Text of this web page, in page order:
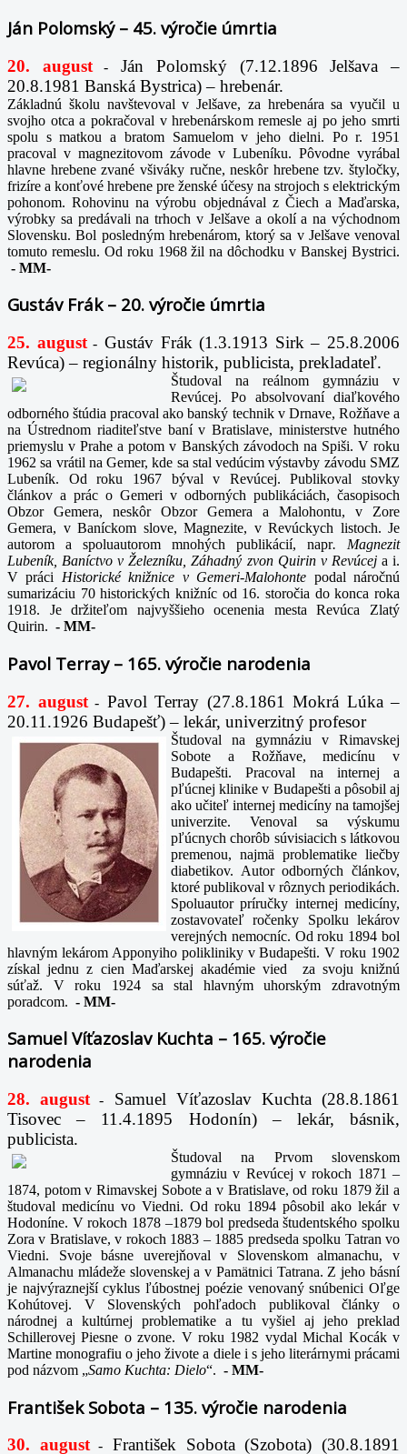
Ján Polomský – 45. výročie úmrtia
20. august-
Ján Polomský (7.12.1896 Jelšava –
20.8.1981 Banská Bystrica) – hrebenár.
Základnú školu navštevoval v Jelšave, za hrebenára sa vyučil u
svojho otca a pokračoval v hrebenárskom remesle aj po jeho smrti
spolu s matkou a bratom Samuelom v jeho dielni. Po r. 1951
pracoval v magnezitovom závode v Lubeníku. Pôvodne vyrábal
hlavne hrebene zvané všiváky ručne, neskôr hrebene tzv. štyločky,
frizíre a konťové hrebene pre ženské účesy na strojoch s elektrickým
pohonom. Rohovinu na výrobu objednával z Čiech a Maďarska,
výrobky sa predávali na trhoch v Jelšave a okolí a na východnom
Slovensku. Bol posledným hrebenárom, ktorý sa v Jelšave venoval
tomuto remeslu. Od roku 1968 žil na dôchodku v Banskej Bystrici.
- MM-
Gustáv Frák – 20. výročie úmrtia
25. august- Gustáv Frák (1.3.1913 Sirk – 25.8.2006
Revúca) – regionálny historik, publicista, prekladateľ.
Študoval na reálnom gymnáziu v
Revúcej. Po absolvovaní diaľkového
odborného štúdia pracoval ako banský technik v Drnave, Rožňave a
na Ústrednom riaditeľstve baní v Bratislave, ministerstve hutného
priemyslu v Prahe a potom v Banských závodoch na Spiši. V roku
1962 sa vrátil na Gemer, kde sa stal vedúcim výstavby závodu SMZ
Lubeník. Od roku 1967 býval v Revúcej. Publikoval stovky
článkov a prác o Gemeri v odborných publikáciách, časopisoch
Obzor Gemera, neskôr Obzor Gemera a Malohontu, v Zore
Gemera, v Baníckom slove, Magnezite, v Revúckych listoch. Je
autorom a spoluautorom mnohých publikácií, napr. Magnezit
Lubeník, Baníctvo v Železníku, Záhadný zvon Quirin v Revúcej a i.
V práci Historické knižnice v Gemeri-Malohonte podal náročnú
sumarizáciu 70 historických knižníc od 16. storočia do konca roka
1918. Je držiteľom najvyššieho ocenenia mesta Revúca Zlatý
Quirin. - MM-
Pavol Terray – 165. výročie narodenia
27. august- Pavol Terray (27.8.1861 Mokrá Lúka –
20.11.1926 Budapešť) – lekár, univerzitný profesor
Študoval na gymnáziu v Rimavskej
Sobote a Rožňave, medicínu v
Budapešti. Pracoval na internej a
pľúcnej klinike v Budapešti a pôsobil aj
ako učiteľ internej medicíny na tamojšej
univerzite. Venoval sa výskumu
pľúcnych chorôb súvisiacich s látkovou
premenou, najmä problematike liečby
diabetikov. Autor odborných článkov,
ktoré publikoval v rôznych periodikách.
Spoluautor príručky internej medicíny,
zostavovateľ ročenky Spolku lekárov
verejných nemocníc. Od roku 1894 bol
hlavným lekárom Apponyiho polikliniky v Budapešti. V roku 1902
získal jednu z cien Maďarskej akadémie vied za svoju knižnú
súťaž. V roku 1924 sa stal hlavným uhorským zdravotným
poradcom. - MM-
Samuel Víťazoslav Kuchta – 165. výročie
narodenia
28. august -
Samuel Víťazoslav Kuchta (28.8.1861
Tisovec – 11.4.1895 Hodonín) – lekár, básnik,
publicista.
Študoval na Prvom slovenskom
gymnáziu v Revúcej v rokoch 1871 –
1874, potom v Rimavskej Sobote a v Bratislave, od roku 1879 žil a
študoval medicínu vo Viedni. Od roku 1894 pôsobil ako lekár v
Hodoníne. V rokoch 1878 –1879 bol predseda študentského spolku
Zora v Bratislave, v rokoch 1883 – 1885 predseda spolku Tatran vo
Viedni. Svoje básne uverejňoval v Slovenskom almanachu, v
Almanachu mládeže slovenskej a v Pamätnici Tatrana. Z jeho básní
je najvýraznejší cyklus ľúbostnej poézie venovaný snúbenici Oľge
Kohútovej. V Slovenských pohľadoch publikoval články o
národnej a kultúrnej problematike a tu vyšiel aj jeho preklad
Schillerovej Piesne o zvone. V roku 1982 vydal Michal Kocák v
Martine monografiu o jeho živote a diele i s jeho literárnymi prácami
pod názvom „Samo Kuchta: Dielo“. - MM-
František Sobota – 135. výročie narodenia
30. august- František Sobota (Szobota) (30.8.1891